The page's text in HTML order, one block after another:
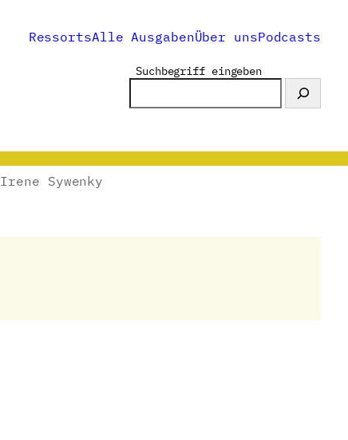
RessortsAlle AusgabenÜber unsPodcasts
Suchbegriff eingeben
Irene Sywenky